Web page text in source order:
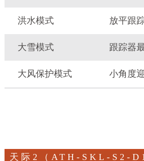
洪水模式 放平跟
大雪模式 跟踪器
大风保护模式 小角度
天际2（ATH-SKL-S2-